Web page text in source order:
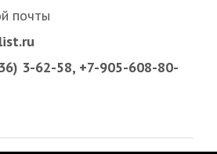
почты
3-62-58, +7-905-608-80-